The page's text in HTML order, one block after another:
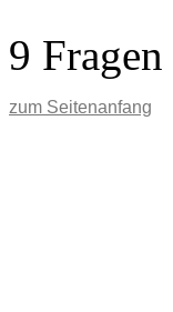
9
zum Seitenanfang